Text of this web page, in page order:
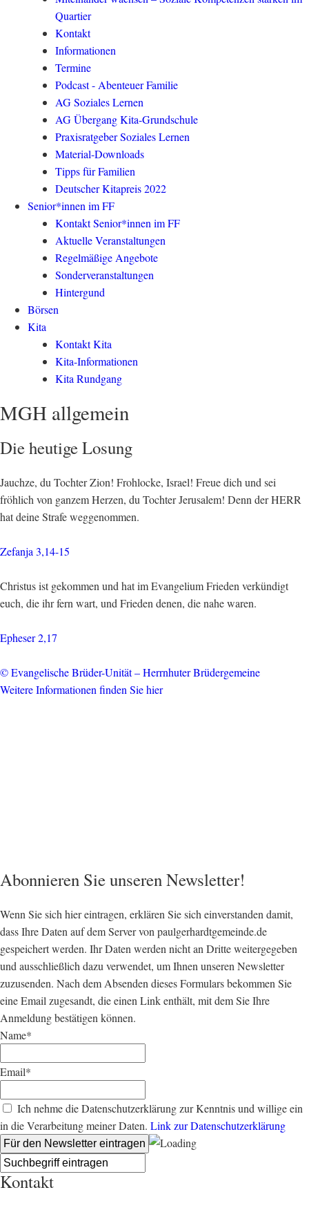
Quartier
Kontakt
Informationen
Termine
Podcast - Abenteuer Familie
AG Soziales Lernen
AG Übergang Kita-Grundschule
Praxisratgeber Soziales Lernen
Material-Downloads
Tipps für Familien
Deutscher Kitapreis 2022
Senior*innen im FF
Kontakt Senior*innen im FF
Aktuelle Veranstaltungen
Regelmäßige Angebote
Sonderveranstaltungen
Hintergund
Börsen
Kita
Kontakt Kita
Kita-Informationen
Kita Rundgang
MGH allgemein
Die heutige Losung
Jauchze, du Tochter Zion! Frohlocke, Israel! Freue dich und sei
fröhlich von ganzem Herzen, du Tochter Jerusalem! Denn der HERR
hat deine Strafe weggenommen.
Zefanja 3,14-15
Christus ist gekommen und hat im Evangelium Frieden verkündigt
euch, die ihr fern wart, und Frieden denen, die nahe waren.
Epheser 2,17
© Evangelische Brüder-Unität – Herrnhuter Brüdergemeine
Weitere Informationen finden Sie hier
Abonnieren Sie unseren Newsletter!
Wenn Sie sich hier eintragen, erklären Sie sich einverstanden damit,
dass Ihre Daten auf dem Server von paulgerhardtgemeinde.de
gespeichert werden. Ihr Daten werden nicht an Dritte weitergegeben
und ausschließlich dazu verwendet, um Ihnen unseren Newsletter
zuzusenden. Nach dem Absenden dieses Formulars bekommen Sie
eine Email zugesandt, die einen Link enthält, mit dem Sie Ihre
Anmeldung bestätigen können.
Name*
Email*
Ich nehme die Datenschutzerklärung zur Kenntnis und willige ein
in die Verarbeitung meiner Daten. Link zur Datenschutzerklärung
Kontakt